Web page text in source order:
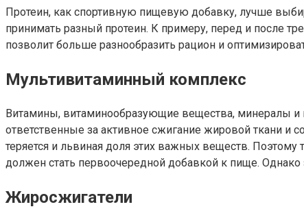
Протеин, как спортивную пищевую добавку, лучше
принимать разный протеин. К примеру, перед и после
позволит больше разнообразить рацион и
Мультивитаминный комплекс
Витамины, витаминообразующие вещества, минералы и
ответственные за активное сжигание жировой ткани и
теряется и львиная доля этих важных веществ.
должен стать первоочередной добавкой к пище. Однако
Жиросжигатели